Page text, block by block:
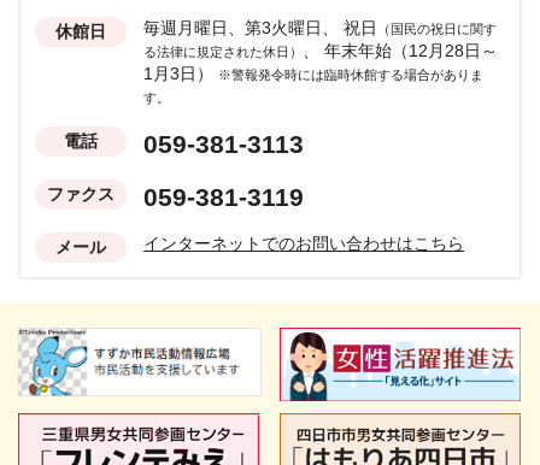
休館日 毎週月曜日、第3火曜日、 祝日
（国民の祝日に関す
る法律に規定された休日）
年末年始（12月28日～
1月3日）
※警報発令時には臨時休館する場合がありま
す。
電話 059-381-3113
ファクス 059-381-3119
メール インターネットでのお問い合わせはこちら